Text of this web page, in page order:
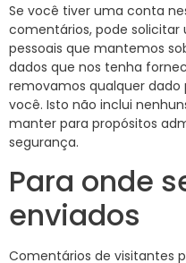
Se você tiver uma conta
comentários, pode solicitar
pessoais que mantemos
dados que nos tenha
removamos qualquer
você. Isto não inclui
manter para propósitos
segurança.
Para onde
enviados
Comentários de visitantes